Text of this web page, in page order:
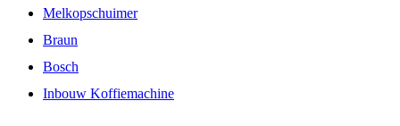
Melkopschuimer
Braun
Bosch
Inbouw Koffiemachine